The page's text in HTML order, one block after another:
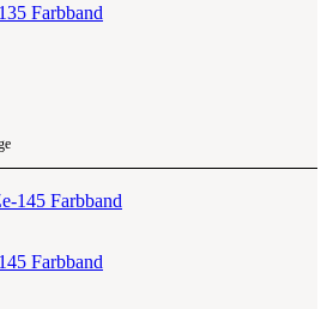
Farbband
Farbband